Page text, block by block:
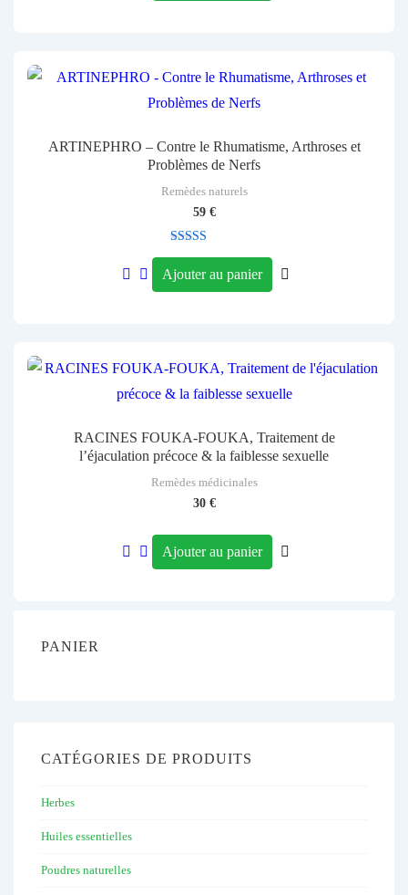
ARTINEPHRO – Contre le Rhumatisme, Arthroses et
Problèmes de Nerfs
Remèdes naturels
59 €
Note
sur 5
Ajouter au panier
RACINES FOUKA-FOUKA, Traitement de
l’éjaculation précoce & la faiblesse sexuelle
Remèdes médicinales
30 €
Ajouter au panier
PANIER
CATÉGORIES DE PRODUITS
Herbes
Huiles essentielles
Poudres naturelles